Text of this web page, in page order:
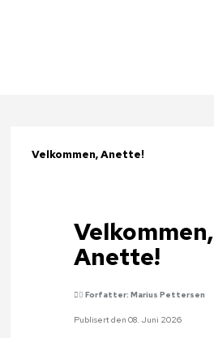
KALENDER
BLI MEDLEM
MIN SIDE
Velkommen, Anette!
Velkommen,
Anette!
Forfatter: Marius Pettersen
Publisert den 08. Juni 2026